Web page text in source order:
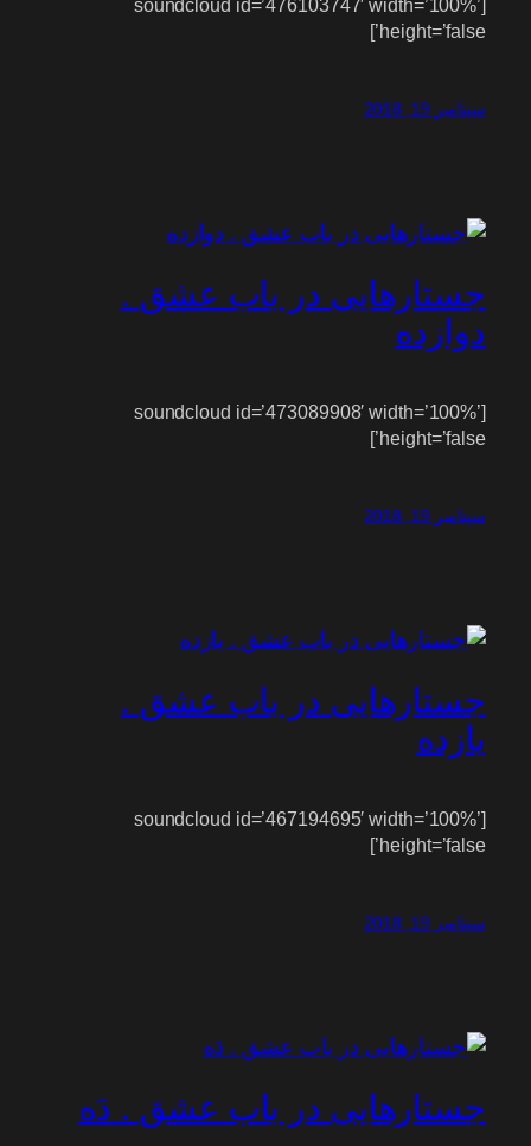
[soundcloud id=’476103747′ width=’100%’
height=’false’]
سپتامبر 19, 2018
جستارهایی در باب عشق .
دوازده
[soundcloud id=’473089908′ width=’100%’
height=’false’]
سپتامبر 19, 2018
جستارهایی در باب عشق .
یازده
[soundcloud id=’467194695′ width=’100%’
height=’false’]
سپتامبر 19, 2018
جستارهایی در باب عشق . دَه